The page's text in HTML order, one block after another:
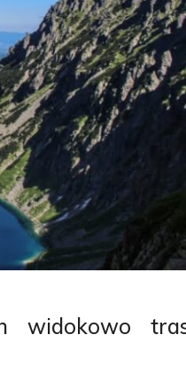
widokowo